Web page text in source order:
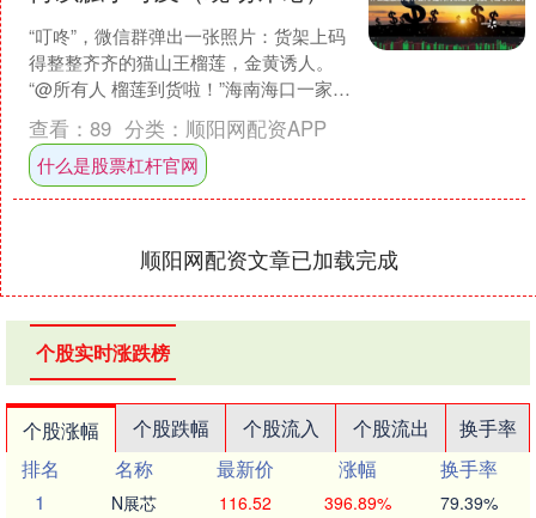
“叮咚”，微信群弹出一张照片：货架上码
得整整齐齐的猫山王榴莲，金黄诱人。
“@所有人 榴莲到货啦！”海南海口一家免
税店的会员群里，消息刚弹出，瞬间被
几十条回复刷....
查看： 89 分类： 顺阳网配资APP
什么是股票杠杆官网
顺阳网配资文章已加载完成
个股实时涨跌榜
个股涨幅 个股跌幅 个股流入 个股流出
换手率
排名
名称 最新价 涨幅
换手率
1
N展芯 116.52 396.89% 79.39%